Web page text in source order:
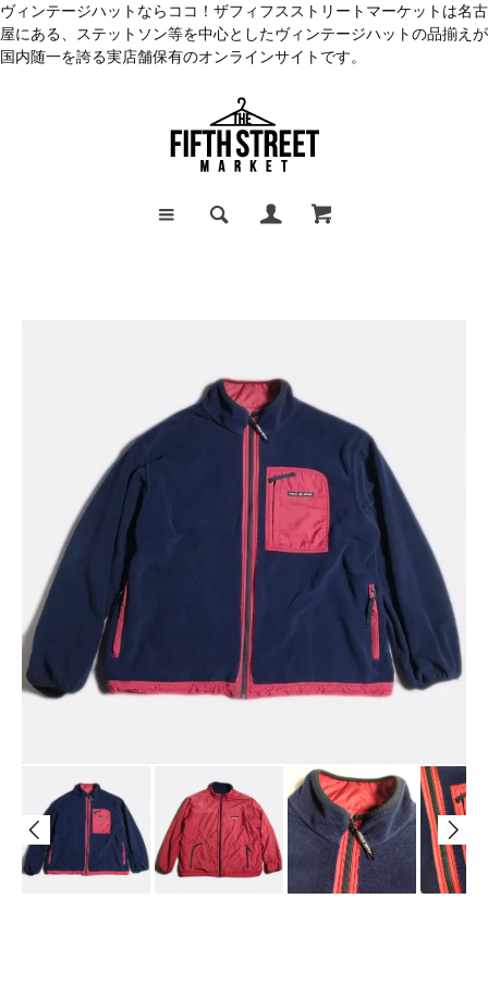
ヴィンテージハットならココ！ザフィフスストリートマーケットは名古
屋にある、ステットソン等を中心としたヴィンテージハットの品揃えが
国内随一を誇る実店舗保有のオンラインサイトです。